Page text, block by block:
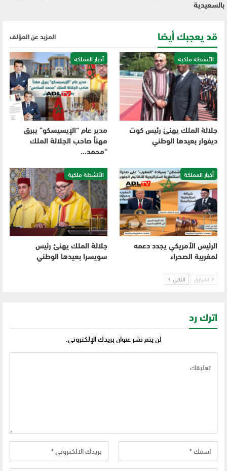
بالسعيدية
قد يعجبك أيضا المزيد عن المؤلف
الأنشطة ملكية
جلالة الملك يهنئ رئيس كوت
ديفوار بعيدها الوطني
أخبار المملكة
مدير عام “الإيسيسكو” يبرق
مهنأ صاحب الجلالة الملك
“محمد…
أخبار المملكة
الرئيس الأمريكي يجدد دعمه
لمغربية الصحراء
الأنشطة ملكية
جلالة الملك يهنئ رئيس
سويسرا بعيدها الوطني
السابق التالي
اترك رد
لن يتم نشر عنوان بريدك الإلكتروني.